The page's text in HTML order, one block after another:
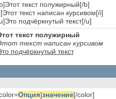
текст полужирный[/b]
текст написан курсивом[/i]
подчёркнутый текст[/u]
текст полужирный
текст написан курсивом
подчёркнутый текст
Опция]значение[/color]